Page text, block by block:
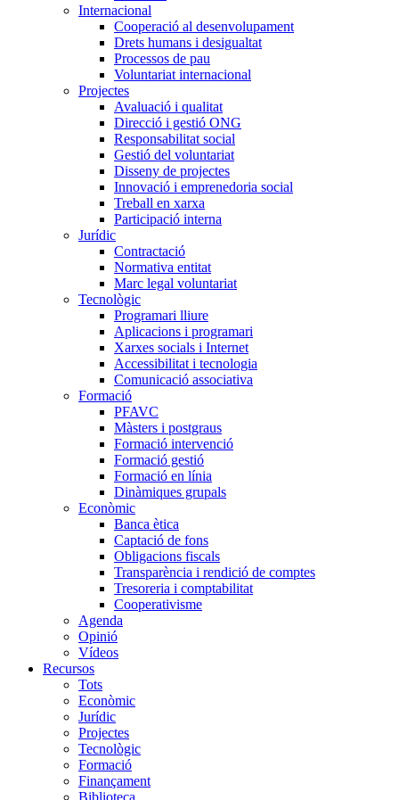
Internacional
Cooperació al desenvolupament
Drets humans i desigualtat
Processos de pau
Voluntariat internacional
Projectes
Avaluació i qualitat
Direcció i gestió ONG
Responsabilitat social
Gestió del voluntariat
Disseny de projectes
Innovació i emprenedoria social
Treball en xarxa
Participació interna
Jurídic
Contractació
Normativa entitat
Marc legal voluntariat
Tecnològic
Programari lliure
Aplicacions i programari
Xarxes socials i Internet
Accessibilitat i tecnologia
Comunicació associativa
Formació
PFAVC
Màsters i postgraus
Formació intervenció
Formació gestió
Formació en línia
Dinàmiques grupals
Econòmic
Banca ètica
Captació de fons
Obligacions fiscals
Transparència i rendició de comptes
Tresoreria i comptabilitat
Cooperativisme
Agenda
Opinió
Vídeos
Recursos
Tots
Econòmic
Jurídic
Projectes
Tecnològic
Formació
Finançament